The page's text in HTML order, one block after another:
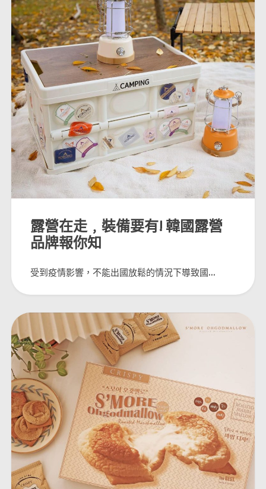
露營在走﹐裝備要有! 韓國露營
品牌報你知
受到疫情影響，不能出國放鬆的情況下導致國...